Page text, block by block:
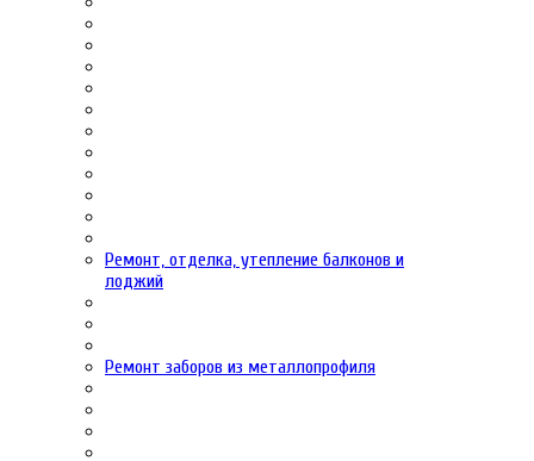
Ремонт, отделка, утепление балконов и
лоджий
Ремонт заборов из металлопрофиля